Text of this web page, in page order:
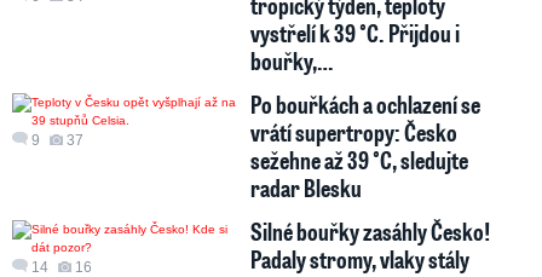
vystřelí k 39 °C. Přijdou i
bouřky,…
9 37
Po bouřkách a ochlazení se
vrátí supertropy: Česko
sežehne až 39 °C, sledujte
radar Blesku
14 16
Silné bouřky zasáhly Česko!
Padaly stromy, vlaky stály